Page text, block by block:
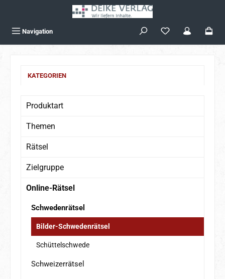
Navigation
KATEGORIEN
Produktart
Themen
Rätsel
Zielgruppe
Online-Rätsel
Schwedenrätsel
Bilder-Schwedenrätsel
Schüttelschwede
Schweizerrätsel